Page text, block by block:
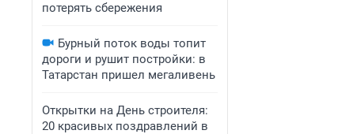
потерять сбережения
Бурный поток воды топит
дороги и рушит постройки: в
Татарстан пришел мегаливень
Открытки на День строителя:
20 красивых поздравлений в